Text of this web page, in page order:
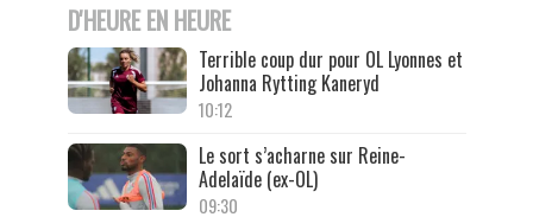
D'HEURE EN HEURE
Terrible coup dur pour OL Lyonnes et
Johanna Rytting Kaneryd
10:12
Le sort s’acharne sur Reine-
Adelaïde (ex-OL)
09:30